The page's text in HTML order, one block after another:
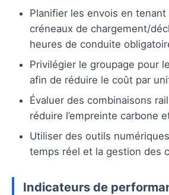
Planifier les envois en
créneaux de chargement/
heures de conduite
Privilégier le groupage pour
afin de réduire le coût par
Évaluer des combinaisons
réduire l’empreinte carbone
Utiliser des outils
temps réel et la gestion des
Indicateurs de